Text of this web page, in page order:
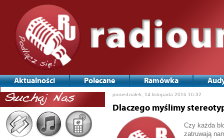
Aktualności Polecane Ramówka
Słuchaj Nas poniedziałek, 14 listopada 2016 16:32
Dlaczego myślimy
Czy każda
zatruwają